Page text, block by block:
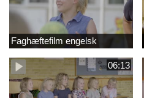
Faghæftefilm engelsk
06:13